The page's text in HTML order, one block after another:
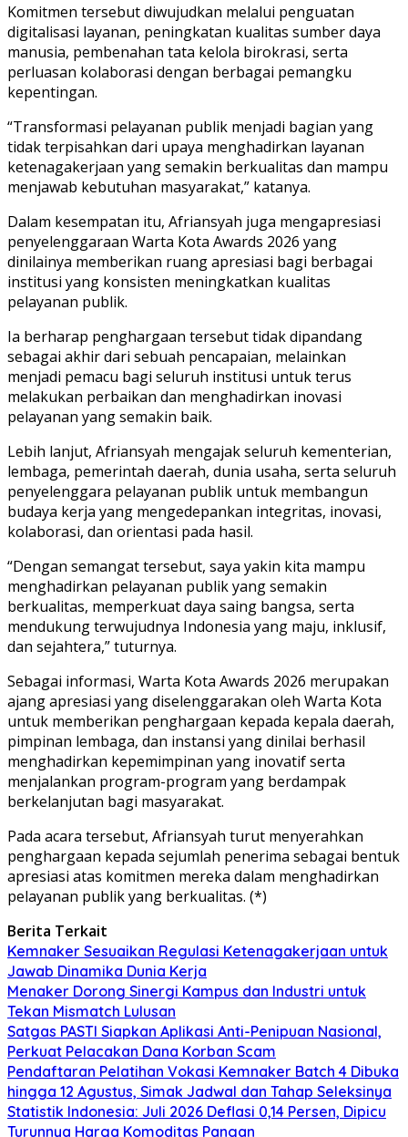
Komitmen tersebut diwujudkan melalui penguatan
digitalisasi layanan, peningkatan kualitas sumber daya
manusia, pembenahan tata kelola birokrasi, serta
perluasan kolaborasi dengan berbagai pemangku
kepentingan.
“Transformasi pelayanan publik menjadi bagian yang
tidak terpisahkan dari upaya menghadirkan layanan
ketenagakerjaan yang semakin berkualitas dan mampu
menjawab kebutuhan masyarakat,” katanya.
Dalam kesempatan itu, Afriansyah juga mengapresiasi
penyelenggaraan Warta Kota Awards 2026 yang
dinilainya memberikan ruang apresiasi bagi berbagai
institusi yang konsisten meningkatkan kualitas
pelayanan publik.
Ia berharap penghargaan tersebut tidak dipandang
sebagai akhir dari sebuah pencapaian, melainkan
menjadi pemacu bagi seluruh institusi untuk terus
melakukan perbaikan dan menghadirkan inovasi
pelayanan yang semakin baik.
Lebih lanjut, Afriansyah mengajak seluruh kementerian,
lembaga, pemerintah daerah, dunia usaha, serta seluruh
penyelenggara pelayanan publik untuk membangun
budaya kerja yang mengedepankan integritas, inovasi,
kolaborasi, dan orientasi pada hasil.
“Dengan semangat tersebut, saya yakin kita mampu
menghadirkan pelayanan publik yang semakin
berkualitas, memperkuat daya saing bangsa, serta
mendukung terwujudnya Indonesia yang maju, inklusif,
dan sejahtera,” tuturnya.
Sebagai informasi, Warta Kota Awards 2026 merupakan
ajang apresiasi yang diselenggarakan oleh Warta Kota
untuk memberikan penghargaan kepada kepala daerah,
pimpinan lembaga, dan instansi yang dinilai berhasil
menghadirkan kepemimpinan yang inovatif serta
menjalankan program-program yang berdampak
berkelanjutan bagi masyarakat.
Pada acara tersebut, Afriansyah turut menyerahkan
penghargaan kepada sejumlah penerima sebagai bentuk
apresiasi atas komitmen mereka dalam menghadirkan
pelayanan publik yang berkualitas. (*)
Berita Terkait
Kemnaker Sesuaikan Regulasi Ketenagakerjaan untuk
Jawab Dinamika Dunia Kerja
Menaker Dorong Sinergi Kampus dan Industri untuk
Tekan Mismatch Lulusan
Satgas PASTI Siapkan Aplikasi Anti-Penipuan Nasional,
Perkuat Pelacakan Dana Korban Scam
Pendaftaran Pelatihan Vokasi Kemnaker Batch 4 Dibuka
hingga 12 Agustus, Simak Jadwal dan Tahap Seleksinya
Statistik Indonesia: Juli 2026 Deflasi 0,14 Persen, Dipicu
Turunnya Harga Komoditas Pangan